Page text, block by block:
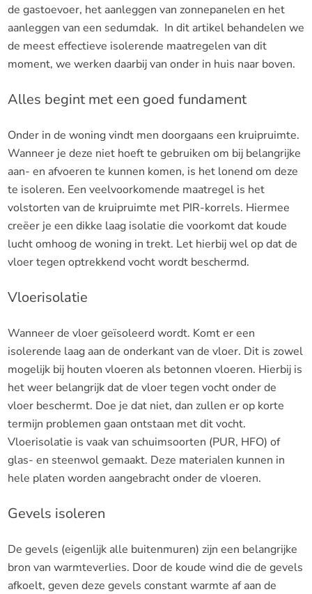
de gastoevoer, het aanleggen van zonnepanelen en het
aanleggen van een sedumdak. In dit artikel behandelen we
de meest effectieve isolerende maatregelen van dit
moment, we werken daarbij van onder in huis naar boven.
Alles begint met een goed fundament
Onder in de woning vindt men doorgaans een kruipruimte.
Wanneer je deze niet hoeft te gebruiken om bij belangrijke
aan- en afvoeren te kunnen komen, is het lonend om deze
te isoleren. Een veelvoorkomende maatregel is het
volstorten van de kruipruimte met PIR-korrels. Hiermee
creëer je een dikke laag isolatie die voorkomt dat koude
lucht omhoog de woning in trekt. Let hierbij wel op dat de
vloer tegen optrekkend vocht wordt beschermd.
Vloerisolatie
Wanneer de vloer geïsoleerd wordt. Komt er een
isolerende laag aan de onderkant van de vloer. Dit is zowel
mogelijk bij houten vloeren als betonnen vloeren. Hierbij is
het weer belangrijk dat de vloer tegen vocht onder de
vloer beschermt. Doe je dat niet, dan zullen er op korte
termijn problemen gaan ontstaan met dit vocht.
Vloerisolatie is vaak van schuimsoorten (PUR, HFO) of
glas- en steenwol gemaakt. Deze materialen kunnen in
hele platen worden aangebracht onder de vloeren.
Gevels isoleren
De gevels (eigenlijk alle buitenmuren) zijn een belangrijke
bron van warmteverlies. Door de koude wind die de gevels
afkoelt, geven deze gevels constant warmte af aan de